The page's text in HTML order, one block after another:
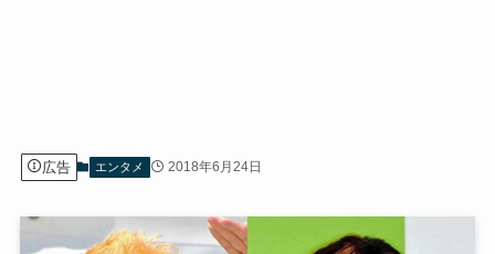
広告 エンタメ 2018年6月24日